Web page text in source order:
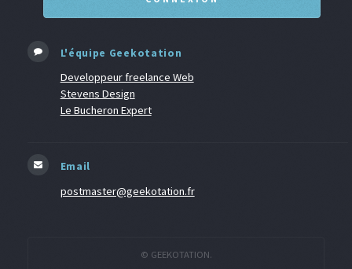
L'équipe Geekotation
Developpeur freelance Web
Stevens Design
Le Bucheron Expert
Email
postmaster@geekotation.fr
© GEEKOTATION.